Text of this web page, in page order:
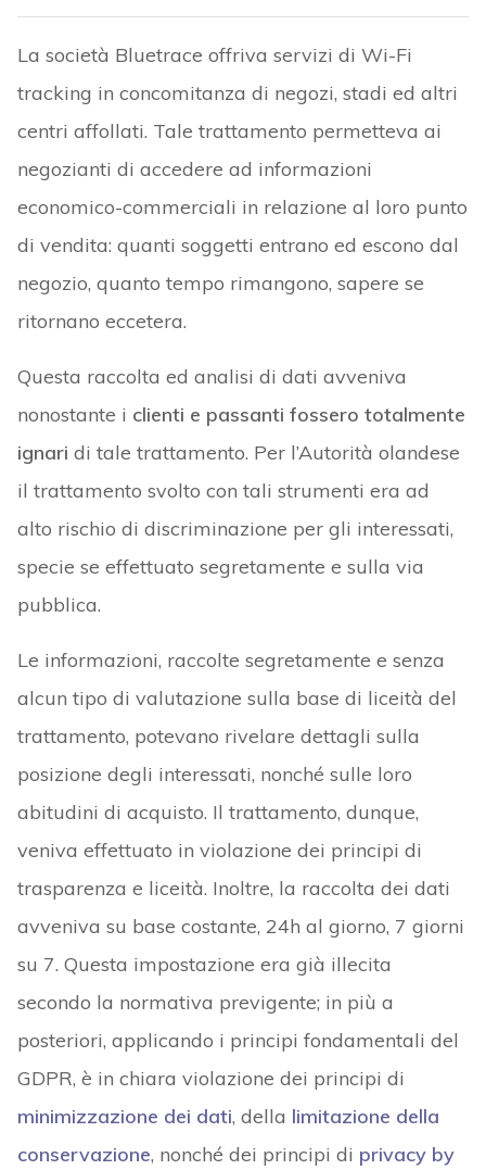
La società Bluetrace offriva servizi di Wi-Fi
tracking in concomitanza di negozi, stadi ed altri
centri affollati. Tale trattamento permetteva ai
negozianti di accedere ad informazioni
economico-commerciali in relazione al loro punto
di vendita: quanti soggetti entrano ed escono dal
negozio, quanto tempo rimangono, sapere se
ritornano eccetera.
Questa raccolta ed analisi di dati avveniva
nonostante i clienti e passanti fossero totalmente
ignari di tale trattamento. Per l’Autorità olandese
il trattamento svolto con tali strumenti era ad
alto rischio di discriminazione per gli interessati,
specie se effettuato segretamente e sulla via
pubblica.
Le informazioni, raccolte segretamente e senza
alcun tipo di valutazione sulla base di liceità del
trattamento, potevano rivelare dettagli sulla
posizione degli interessati, nonché sulle loro
abitudini di acquisto. Il trattamento, dunque,
veniva effettuato in violazione dei principi di
trasparenza e liceità. Inoltre, la raccolta dei dati
avveniva su base costante, 24h al giorno, 7 giorni
su 7. Questa impostazione era già illecita
secondo la normativa previgente; in più a
posteriori, applicando i principi fondamentali del
GDPR, è in chiara violazione dei principi di
minimizzazione dei dati, della limitazione della
conservazione, nonché dei principi di privacy by